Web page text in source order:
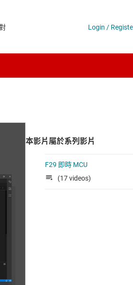
本影片屬於系列影片
F29 即時 MCU
(17 videos)